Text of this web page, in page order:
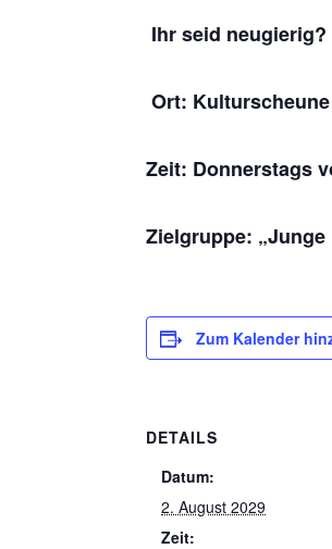
Ihr seid
Ort:
Zeit: Donnerstags
Zielgruppe: „Junge
Zum Kalender
DETAILS
Datum:
2. August 2029
Zeit: